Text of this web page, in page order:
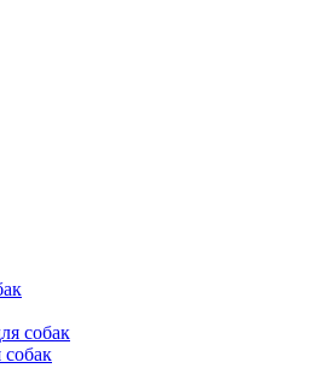
собак